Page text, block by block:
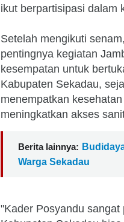
ikut berpartisipasi dalam
Setelah mengikuti
pentingnya kegiatan
kesempatan untuk
Kabupaten Sekadau,
menempatkan
meningkatkan akses
Berita lainnya:
Warga Sekadau
"Kader Posyandu